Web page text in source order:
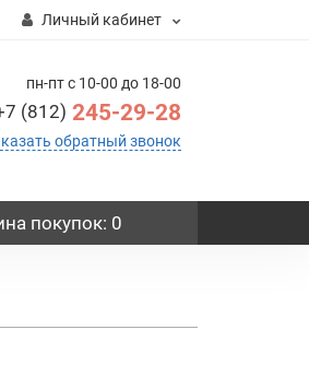
Личный кабинет
пн-пт с 10-00 до 18-00
(812) 245-29-28
обратный звонок
покупок: 0